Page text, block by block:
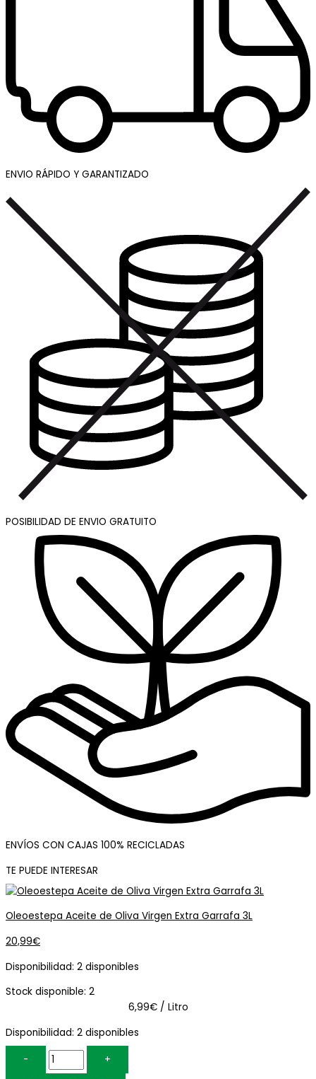
ENVIO RÁPIDO Y GARANTIZADO
POSIBILIDAD DE ENVIO GRATUITO
ENVÍOS CON CAJAS 100% RECICLADAS
TE PUEDE INTERESAR
Oleoestepa Aceite de Oliva Virgen Extra Garrafa 3L
20,99€
Disponibilidad: 2 disponibles
Stock disponible: 2
6,99€ / Litro
Disponibilidad: 2 disponibles
-
+